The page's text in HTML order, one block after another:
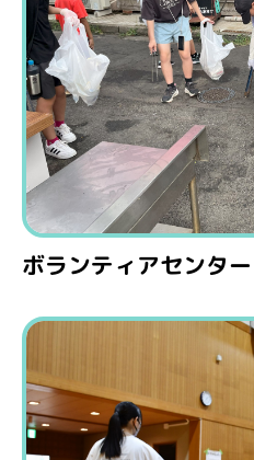
ボランティアセンター